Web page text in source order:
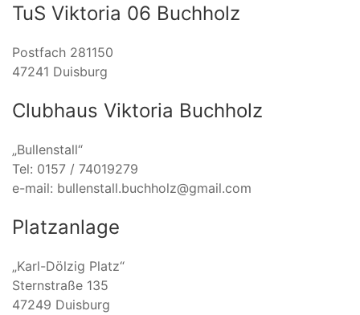
TuS Viktoria 06 Buchholz
Postfach 281150
47241 Duisburg
Clubhaus Viktoria Buchholz
„Bullenstall“
Tel: 0157 / 74019279
e-mail: bullenstall.buchholz@gmail.com
Platzanlage
„Karl-Dölzig Platz“
Sternstraße 135
47249 Duisburg